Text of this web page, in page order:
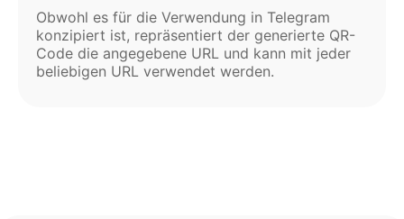
Obwohl es für die Verwendung in Telegram
konzipiert ist, repräsentiert der generierte QR-
Code die angegebene URL und kann mit jeder
beliebigen URL verwendet werden.